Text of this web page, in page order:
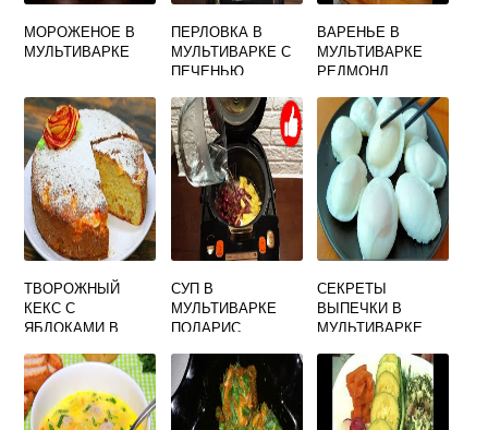
МОРОЖЕНОЕ В
МУЛЬТИВАРКЕ
ПЕРЛОВКА В
МУЛЬТИВАРКЕ С
ПЕЧЕНЬЮ
ВАРЕНЬЕ В
МУЛЬТИВАРКЕ
РЕДМОНД
ТВОРОЖНЫЙ
КЕКС С
ЯБЛОКАМИ В
СУП В
МУЛЬТИВАРКЕ
ПОЛАРИС
СЕКРЕТЫ
ВЫПЕЧКИ В
МУЛЬТИВАРКЕ